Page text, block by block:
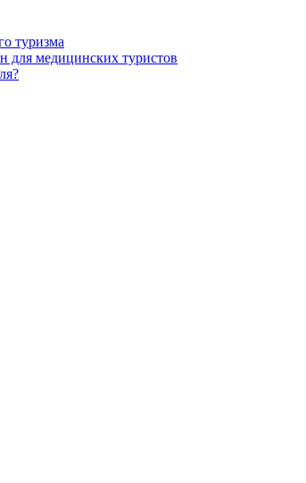
туризма
для медицинских туристов